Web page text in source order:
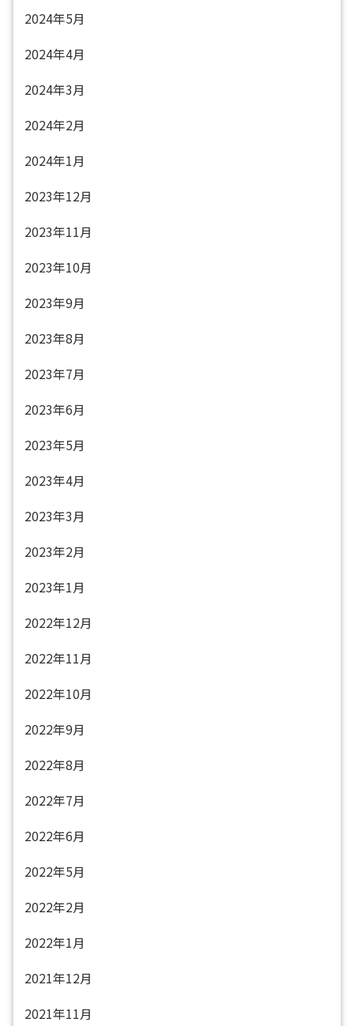
2024年5月
2024年4月
2024年3月
2024年2月
2024年1月
2023年12月
2023年11月
2023年10月
2023年9月
2023年8月
2023年7月
2023年6月
2023年5月
2023年4月
2023年3月
2023年2月
2023年1月
2022年12月
2022年11月
2022年10月
2022年9月
2022年8月
2022年7月
2022年6月
2022年5月
2022年2月
2022年1月
2021年12月
2021年11月